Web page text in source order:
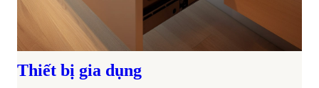
Thiết bị gia dụng